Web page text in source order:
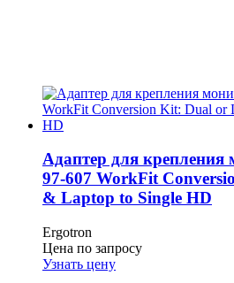
Адаптер для
97-607 WorkFit
& Laptop to Single HD
Ergotron
Цена по запросу
Узнать цену